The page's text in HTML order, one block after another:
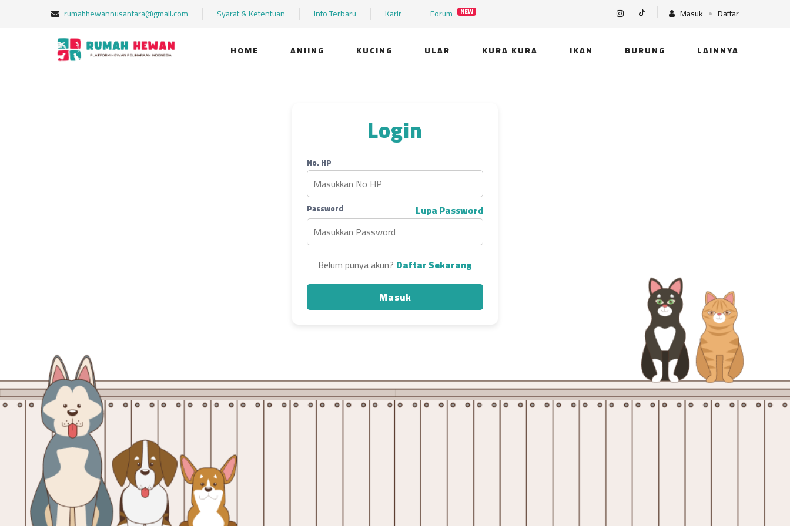
rumahhewannusantara@gmail.com Syarat & Ketentuan Info Terbaru Karir Forum NEW Masuk Daftar
HOME ANJING KUCING ULAR KURA KURA IKAN BURUNG LAINNYA
Login
No. HP
Password Lupa Password
Belum punya akun? Daftar Sekarang
Masuk